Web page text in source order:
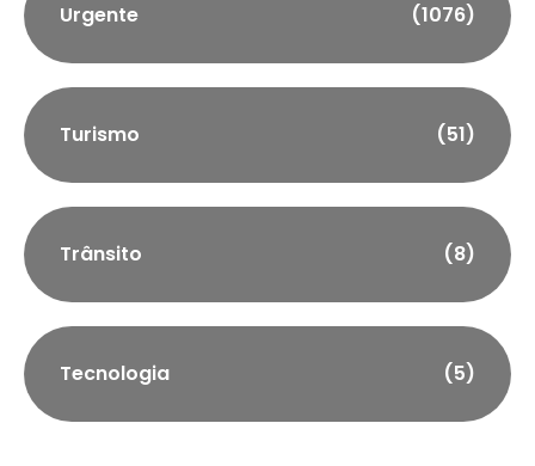
Urgente (1076)
Turismo (51)
Trânsito (8)
Tecnologia (5)